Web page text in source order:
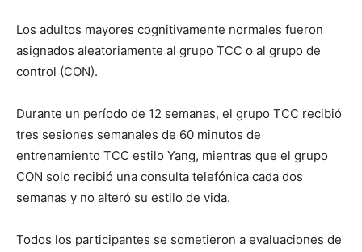
Los adultos mayores cognitivamente normales fueron
asignados aleatoriamente al grupo TCC o al grupo de
control (CON).
Durante un período de 12 semanas, el grupo TCC recibió
tres sesiones semanales de 60 minutos de
entrenamiento TCC estilo Yang, mientras que el grupo
CON solo recibió una consulta telefónica cada dos
semanas y no alteró su estilo de vida.
Todos los participantes se sometieron a evaluaciones de